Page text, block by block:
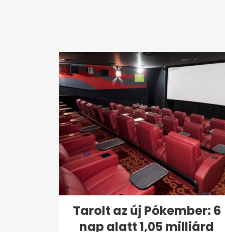
Tarolt az új Pókember: 6
nap alatt 1,05 milliárd